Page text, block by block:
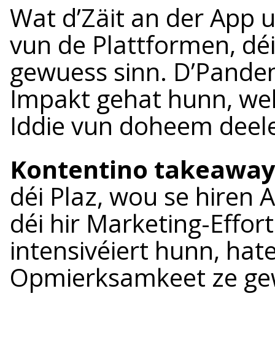
Wat d’Zäit an der App
vun de Plattformen,
gewuess sinn.
Impakt gehat hunn,
Iddie vun doheem
Kontentino
déi Plaz, wou se hiren
déi hir Marketing-
intensivéiert hunn,
Opmierksamkeet ze